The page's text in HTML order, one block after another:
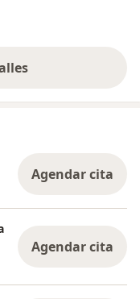
experiencia
Agendar cita
Agendar cita